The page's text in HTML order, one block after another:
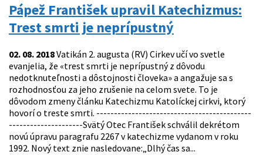
Pápež František upravil Katechizmus:
Trest smrti je neprípustný
02. 08. 2018Vatikán 2. augusta (RV) Cirkev učí vo svetle
evanjelia, že «trest smrti je neprípustný z dôvodu
nedotknuteľnosti a dôstojnosti človeka» a angažuje sa s
rozhodnosťou za jeho zrušenie na celom svete. To je
dôvodom zmeny článku Katechizmu Katolíckej cirkvi, ktorý
hovorí o treste smrti. --------------------------------------------
---------------------Svätý Otec František schválil dekrétom
novú úpravu paragrafu 2267 v katechizme vydanom v roku
1992. Nový text znie nasledovane:„Dlhý čas sa...